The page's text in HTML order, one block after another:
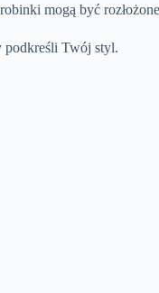
mogą być
podkreśli Twój styl.